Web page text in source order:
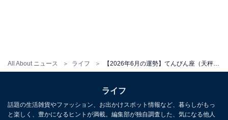
All About ニュース ライフ
ライフ
話題の生活雑貨やファッション、お出かけスポット情報など、暮らしがもっ
と楽しく、豊かになるヒントが満載。編集部が独自調査した、気になる他人